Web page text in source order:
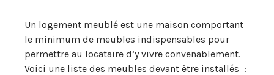
Un logement meublé est une maison comportant
le minimum de meubles indispensables pour
permettre au locataire d’y vivre convenablement.
Voici une liste des meubles devant être installés :